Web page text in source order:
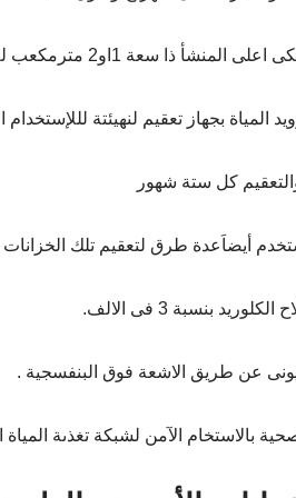
1او2 مترمكعب للاستخدام اليومى.
بجهاز تعقيم لنهيئتة لللإستخدام
كل ستة شهور
أيضاَعدة طرق لتعقيم تلك الخزانات
بنسبة 3 فى الالف.
عن طريق الاشعة فوق البنفسجية .
بالاستخام الآمن لشبكة تغذىة المياة